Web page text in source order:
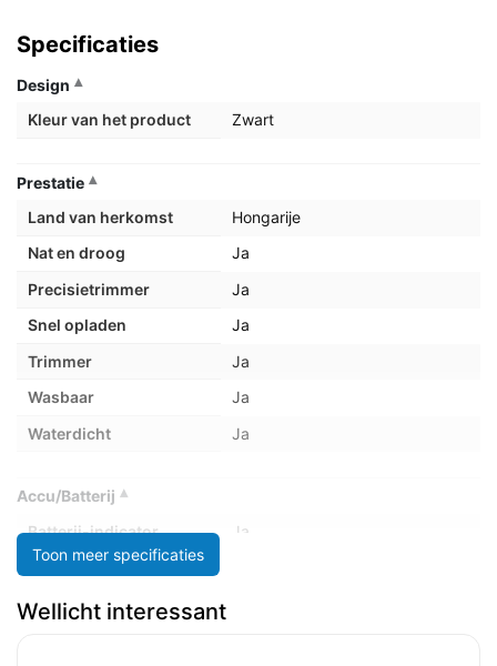
Specificaties
Design
Kleur van het product
Zwart
Prestatie
Land van herkomst
Hongarije
Nat en droog
Ja
Precisietrimmer
Ja
Snel opladen
Ja
Trimmer
Ja
Wasbaar
Ja
Waterdicht
Ja
Accu/Batterij
Batterij-indicator
Ja
Batterijtechnologie
Gebruikstijd
Toon meer specificaties
Wellicht interessant